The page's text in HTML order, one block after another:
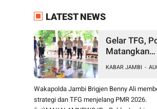
LATEST NEWS
Gelar TFG,
Matangkan
Merdeka
Libatkan
Personel
KABAR JAMBI -
Wakapolda Jambi Brigjen Benny Ali
strategi dan TFG menjelang PMR 2026.